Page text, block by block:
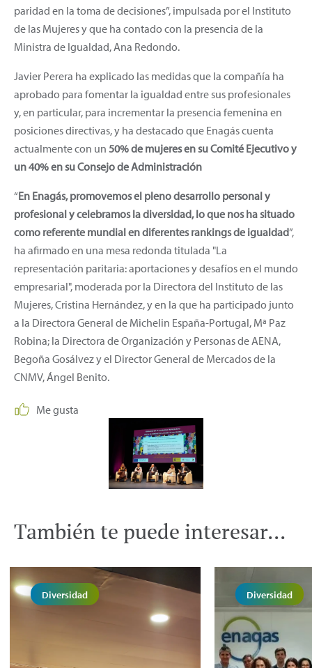
paridad en la toma de decisiones”, impulsada por el Instituto
de las Mujeres y que ha contado con la presencia de la
Ministra de Igualdad, Ana Redondo.
Javier Perera ha explicado las medidas que la compañía ha
aprobado para fomentar la igualdad entre sus profesionales
y, en particular, para incrementar la presencia femenina en
posiciones directivas, y ha destacado que Enagás cuenta
actualmente con un 50% de mujeres en su Comité Ejecutivo y
un 40% en su Consejo de Administración
“En Enagás, promovemos el pleno desarrollo personal y
profesional y celebramos la diversidad, lo que nos ha situado
como referente mundial en diferentes rankings de igualdad”,
ha afirmado en una mesa redonda titulada "La
representación paritaria: aportaciones y desafíos en el mundo
empresarial", moderada por la Directora del Instituto de las
Mujeres, Cristina Hernández, y en la que ha participado junto
a la Directora General de Michelin España-Portugal, Mª Paz
Robina; la Directora de Organización y Personas de AENA,
Begoña Gosálvez y el Director General de Mercados de la
CNMV, Ángel Benito.
Me gusta
También te puede interesar...
Diversidad Diversidad